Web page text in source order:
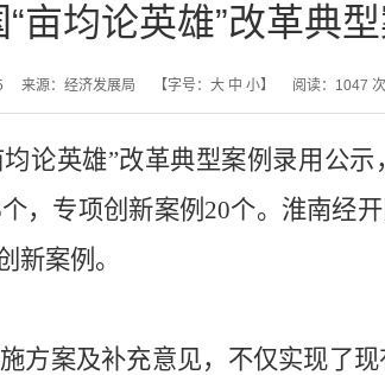
亩均论英雄”改革典型
来源：经济发展局 【字号： 大 中 小】 阅读： 1047 次
论英雄”改革典型案例录用公示
个，专项创新案例 20个。淮南经
新案例。
方案及补充意见，不仅实现了